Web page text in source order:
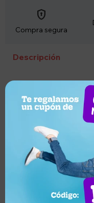
encrypted
Compra segura
Descripción
CÓDIGO:
DESCRIPCIÓN DEL
Taza térmica Stanley
café, té u otras bebidas
derrames. Su diseño
una excelente opción
Fabricada en acero
pared, mantiene la
horas. Su sistema
hermético, permitiendo